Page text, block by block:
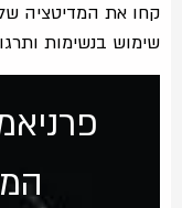
קחו את המדיטציה
שימוש בנשימות